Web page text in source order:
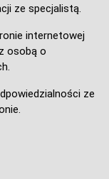
ze specjalistą.
internetowej
osobą o
ze